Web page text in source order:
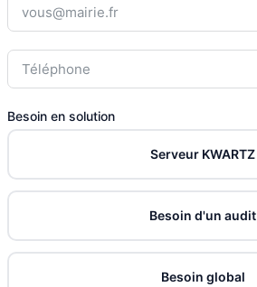
Besoin en solution
Serveur KWARTZ
Besoin d'un audit
Besoin global